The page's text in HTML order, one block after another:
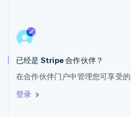
已经是 Stripe 合作伙伴？
在合作伙伴门户中管理您可享受的
登录
斯洛文尼亚
English
ไทยEnglish
希腊
English
西班牙